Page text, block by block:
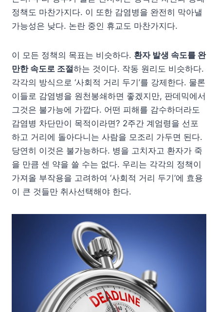
정책도 마찬가지다. 이 또한 감염병을 완전히 막아낼
가능성은 낮다. 논란 중인 휴교도 마찬가지다.
이 모든 정책의 목표는 비슷하다. 환자 발생 속도를 완
만한 속도로 조절하는 것이다. 작동 원리도 비슷하다.
각각의 방식으로 ‘사회적 거리 두기’를 강제한다. 물론
이들로 감염병을 원천봉쇄하면 좋겠지만, 판데믹에서
그것은 불가능에 가깝다. 어떤 피해를 감수하더라도
감염병 차단만이 목적이라면? 2주간 계엄령을 선포
하고 거리에 돌아다니는 사람을 모조리 가두면 된다.
당연히 이것은 불가능하다. 병을 고치자고 환자가 죽
을 만큼 센 약을 쓸 수는 없다. 우리는 각각의 정책이
가져올 부작용을 고려하여 ‘사회적 거리 두기’에 효용
이 큰 것들만 취사선택해야 한다.